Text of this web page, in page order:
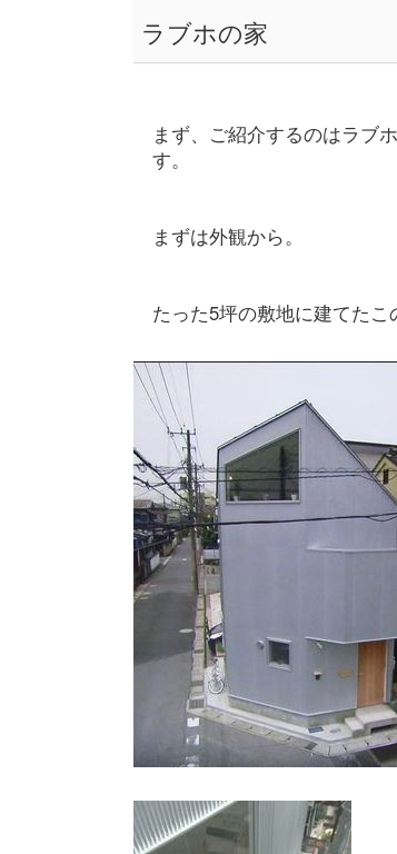
ラブホの家
まず、ご紹介するのはラブ
す。
まずは外観から。
たった5坪の敷地に建てたこ